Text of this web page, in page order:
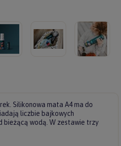
Silikonowa mata A4 ma do
liczbie bajkowych
bieżącą wodą. W zestawie trzy